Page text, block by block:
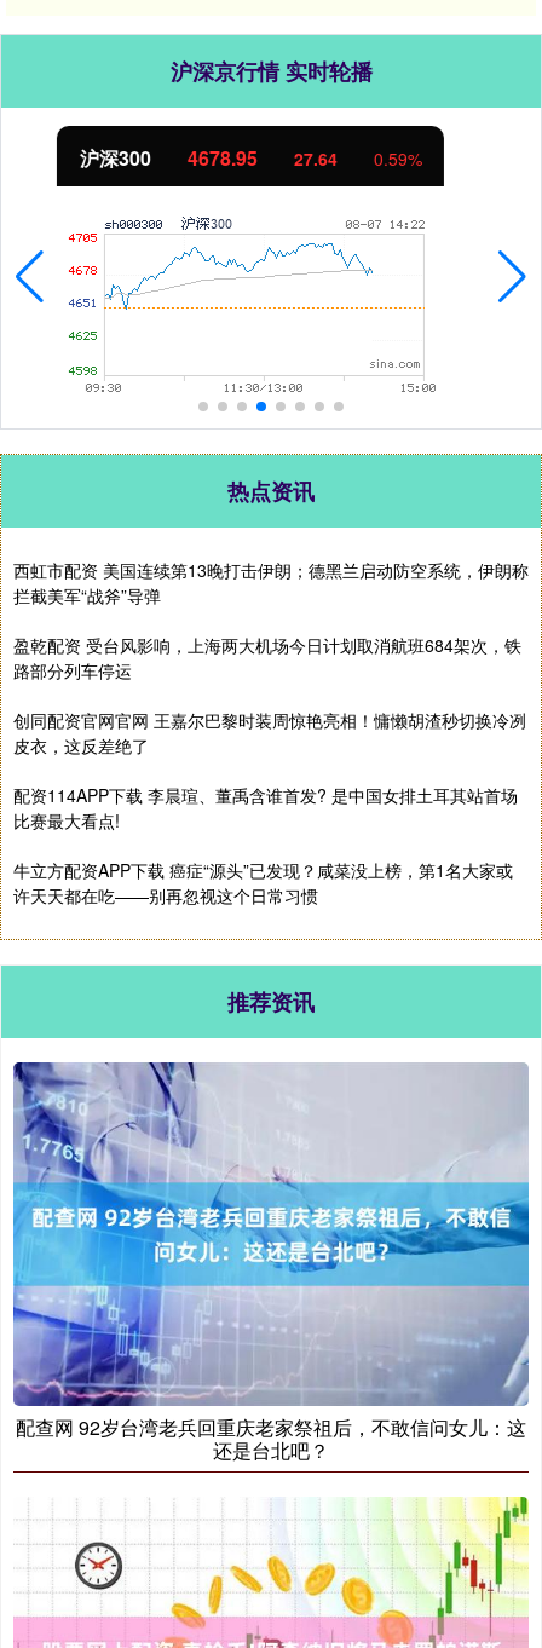
沪深京行情 实时轮播
北证50 1130.99 8.11 0.72%
热点资讯
西虹市配资 美国连续第13晚打击伊朗；德黑兰启动防空系统，伊朗称
拦截美军“战斧”导弹
盈乾配资 受台风影响，上海两大机场今日计划取消航班684架次，铁
路部分列车停运
创同配资官网官网 王嘉尔巴黎时装周惊艳亮相！慵懒胡渣秒切换冷冽
皮衣，这反差绝了
配资114APP下载 李晨瑄、董禹含谁首发? 是中国女排土耳其站首场
比赛最大看点!
牛立方配资APP下载 癌症“源头”已发现？咸菜没上榜，第1名大家或
许天天都在吃——别再忽视这个日常习惯
推荐资讯
配查网 92岁台湾老兵回重庆老家祭祖后，不敢信问女儿：这
还是台北吧？